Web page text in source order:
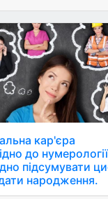
кар'єра
до
підсумувати
народження.